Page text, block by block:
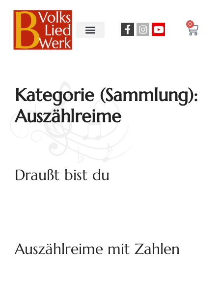
0
Kategorie (Sammlung):
Auszählreime
Draußt bist du
Auszählreime mit Zahlen